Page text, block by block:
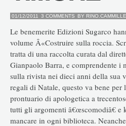
01/12/2011 3 COMMENTS BY
Le benemerite Edizioni Sugarco
volume Â«Costruire sulla roccia.
tratta di una raccolta curata dal
Gianpaolo Barra, e comprendente
sulla rivista nei dieci anni della sua
regali di Natale, questo va bene per
prontuario di apologetica a
tutti gli argomenti â€œscomodiâ€
mancare in ogni biblioteca.